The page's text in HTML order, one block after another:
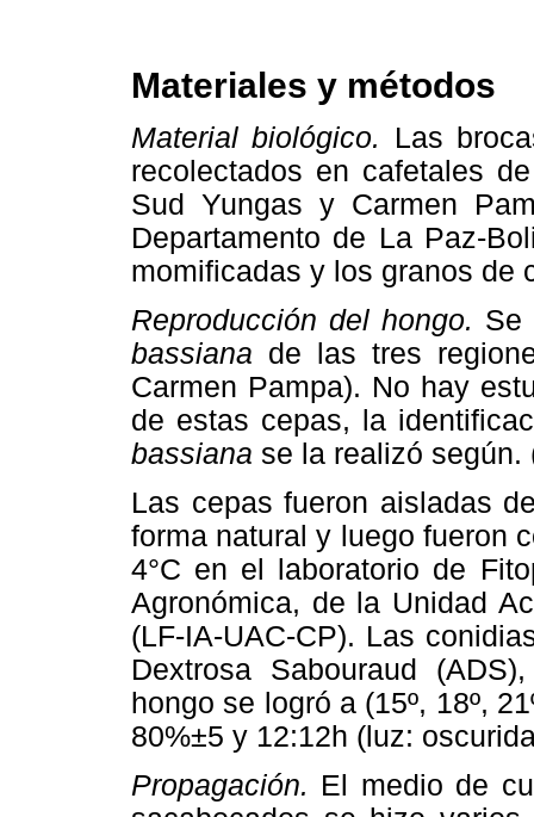
Materiales y métodos
Material biológico.
Las
recolectados en cafetales
Sud Yungas y Carmen
Departamento de La Paz-
momificadas y los granos de
Reproducción del hongo. Se
bassiana de las tres
Carmen Pampa). No hay
de estas cepas, la
bassiana se la realizó según.
Las cepas fueron aisladas
forma natural y luego fueron
4°C en el laboratorio de
Agronómica, de la Unidad
(LF-IA-UAC-CP). Las
Dextrosa Sabouraud
hongo se logró a (15º, 18º,
80%±5 y 12:12h (luz:
Propagación. El medio de